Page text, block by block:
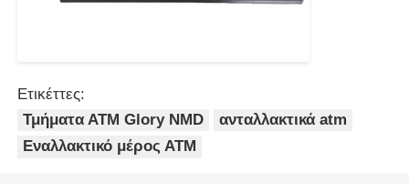
Ετικέττες:
Τμήματα ΑΤΜ Glory NMD
ανταλλακτικά atm
Εναλλακτικό μέρος ΑΤΜ